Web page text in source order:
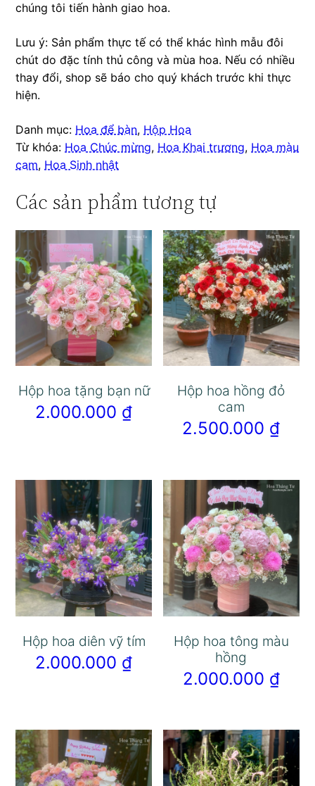
chúng tôi tiến hành giao hoa.
Lưu ý: Sản phẩm thực tế có thể khác hình mẫu đôi
chút do đặc tính thủ công và mùa hoa. Nếu có nhiều
thay đổi, shop sẽ báo cho quý khách trước khi thực
hiện.
Danh mục: Hoa để bàn, Hộp Hoa
Từ khóa: Hoa Chúc mừng, Hoa Khai trương, Hoa màu
cam, Hoa Sinh nhật
Các sản phẩm tương tự
Hộp hoa tặng bạn nữ
2.000.000 ₫
Hộp hoa hồng đỏ
cam
2.500.000 ₫
Hộp hoa diên vỹ tím
2.000.000 ₫
Hộp hoa tông màu
hồng
2.000.000 ₫